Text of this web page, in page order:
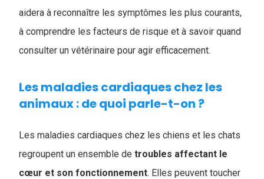
aidera à reconnaître les symptômes les plus courants,
à comprendre les facteurs de risque et à savoir quand
consulter un vétérinaire pour agir efficacement.
Les maladies cardiaques chez les
animaux : de quoi parle-t-on ?
Les maladies cardiaques chez les chiens et les chats
regroupent un ensemble de troubles affectant le
cœur et son fonctionnement. Elles peuvent toucher